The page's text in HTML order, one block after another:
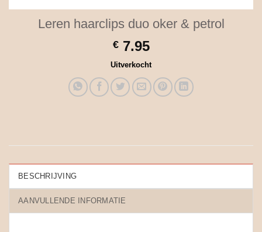
Leren haarclips duo oker & petrol
€7.95
Uitverkocht
BESCHRIJVING
AANVULLENDE INFORMATIE